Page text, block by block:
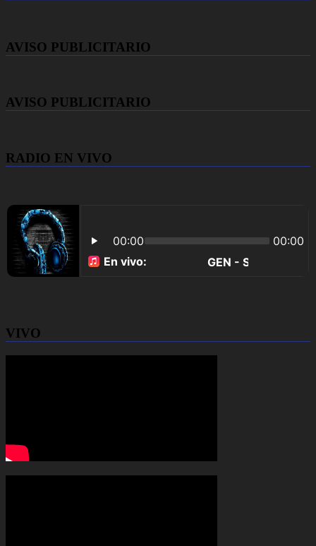
AVISO PUBLICITARIO
AVISO PUBLICITARIO
RADIO EN VIVO
VIVO